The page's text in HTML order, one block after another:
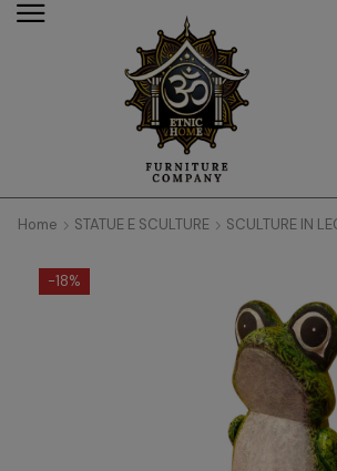
Home STATUE E SCULTURE SCULTURE IN
-18%